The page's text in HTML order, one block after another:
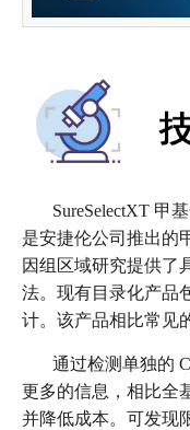
SureSelectXT 甲
是安捷伦公司推出的
因组区域研究提供了
法。现有目录化产品
计。该产品相比常见
通过检测单独的
更多的信息，相比全
并降低成本。可发现